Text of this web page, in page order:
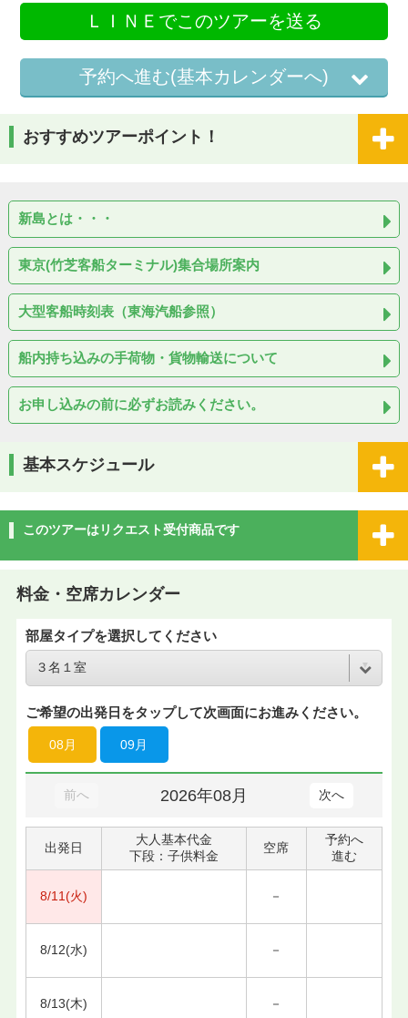
ＬＩＮＥでこのツアーを送る
予約へ進む(基本カレンダーへ)
おすすめツアーポイント！
新島とは・・・
東京(竹芝客船ターミナル)集合場所案内
大型客船時刻表（東海汽船参照）
船内持ち込みの手荷物・貨物輸送について
お申し込みの前に必ずお読みください。
基本スケジュール
このツアーはリクエスト受付商品です
料金・空席カレンダー
部屋タイプを選択してください
ご希望の出発日をタップして次画面にお進みください。
08月 09月
前へ 2026年08月 次へ
出発日
大人基本代金
下段：子供料金
空席
予約へ
進む
8/11(火) －
8/12(水) －
8/13(木) －